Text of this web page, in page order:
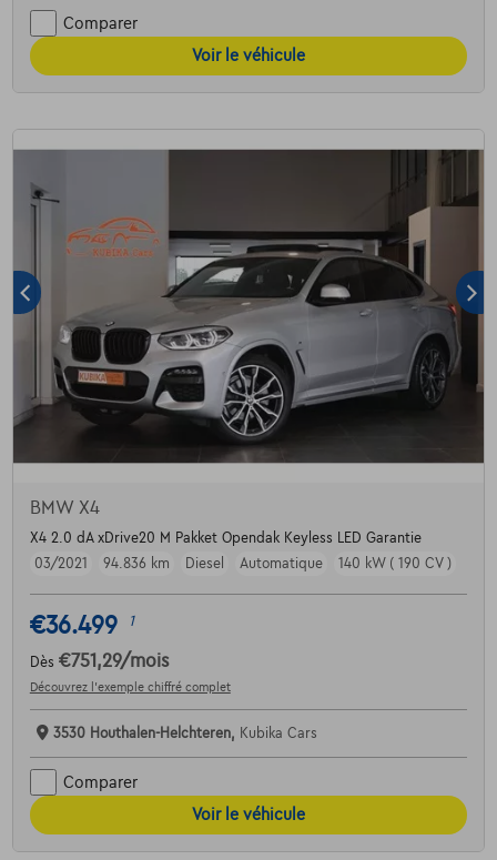
Comparer
Voir le véhicule
BMW X4
X4 2.0 dA xDrive20 M Pakket Opendak Keyless LED Garantie
03/2021
94.836 km Diesel Automatique 140 kW ( 190 CV )
€36.499 1
Dès €751,29/mois
Découvrez l’exemple chiffré complet
3530 Houthalen-Helchteren, Kubika Cars
Comparer
Voir le véhicule